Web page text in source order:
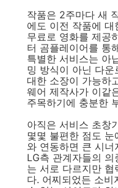
작품은 2주마다 새
에도 이전 작품에
무료로 영화를 제공
터 곰플레이어를 통
특별한 서비스는 아
밍 방식이 아닌 다
대한 소장이 가능하
웨어 제작사가 이같
주목하기에 충분한
아직은 서비스 초창
몇몇 불편한 점도
와 연동하면 큰 시
LG측 관계자들의
는 서로 다르지만
다. 어찌되었든 소